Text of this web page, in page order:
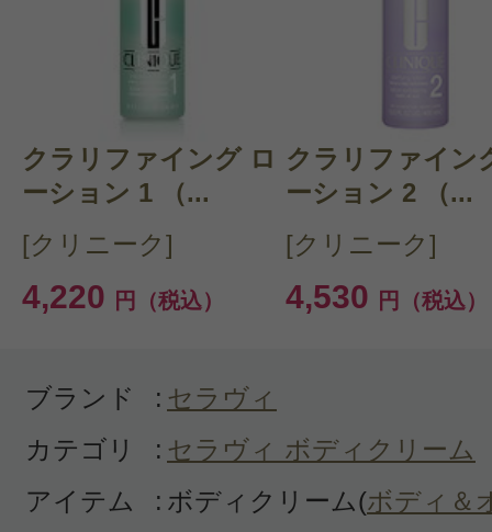
CT 会員様は、マイページの「購
らクチコミ投稿すると1 商品に
ントプレゼント！
クラリファイング ロ
ーション 1 （...
[クリニーク]
4,220 円（税込）
クラリファイン
ーション 2 （...
[クリニーク]
4,530 円（税込）
ブランド : セラヴィ
カテゴリ
: セラヴィ ボディクリーム
アイテム
: ボディクリーム(ボディ＆